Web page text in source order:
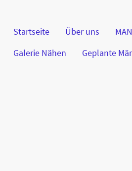
Startseite Über uns
Galerie Nähen
Geplante